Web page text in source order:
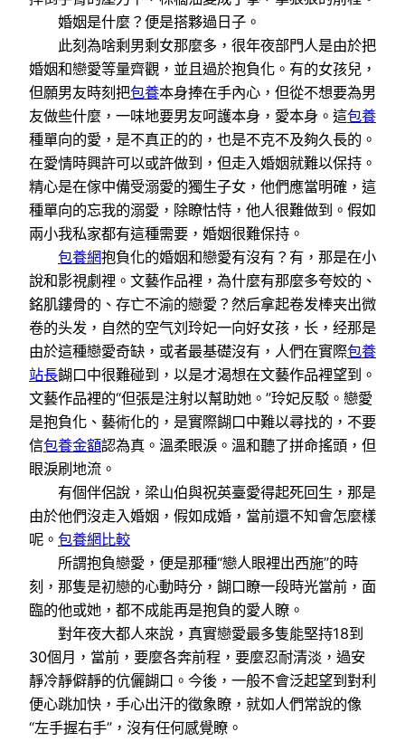
婚姻是什麼？便是搭夥過日子。
此刻為啥剩男剩女那麼多，很年夜部門人是由於把
婚姻和戀愛等量齊觀，並且過於抱負化。有的女孩兒，
但願男友時刻把包養本身捧在手內心，但從不想要為男
友做些什麼，一味地要男友呵護本身，愛本身。這包養
種單向的愛，是不真正的的，也是不克不及夠久長的。
在愛情時興許可以或許做到，但走入婚姻就難以保持。
精心是在傢中備受溺愛的獨生子女，他們應當明確，這
種單向的忘我的溺愛，除瞭怙恃，他人很難做到。假如
兩小我私家都有這種需要，婚姻很難保持。
包養網抱負化的婚姻和戀愛有沒有？有，那是在小
說和影視劇裡。文藝作品裡，為什麼有那麼多夸姣的、
銘肌鏤骨的、存亡不渝的戀愛？然后拿起卷发棒夹出微
卷的头发，自然的空气刘玲妃一向好女孩，长，经那是
由於這種戀愛奇缺，或者最基礎沒有，人們在實際包養
站長餬口中很難碰到，以是才渴想在文藝作品裡望到。
文藝作品裡的“但張是注射以幫助她。”玲妃反駁。戀愛
是抱負化、藝術化的，是實際餬口中難以尋找的，不要
信包養金額認為真。溫柔眼淚。溫和聽了拼命搖頭，但
眼淚刷地流。
有個伴侶說，梁山伯與祝英臺愛得起死回生，那是
由於他們沒走入婚姻，假如成婚，當前還不知會怎麼樣
呢。 包養網比較
所謂抱負戀愛，便是那種“戀人眼裡出西施”的時
刻，那隻是初戀的心動時分，餬口瞭一段時光當前，面
臨的他或她，都不成能再是抱負的愛人瞭。
對年夜大都人來說，真實戀愛最多隻能堅持18到
30個月，當前，要麼各奔前程，要麼忍耐清淡，過安
靜冷靜僻靜的伉儷餬口。今後，一般不會泛起望到對利
便心跳加快，手心出汗的徵象瞭，就如人們常說的像
“左手握右手”，沒有任何感覺瞭。